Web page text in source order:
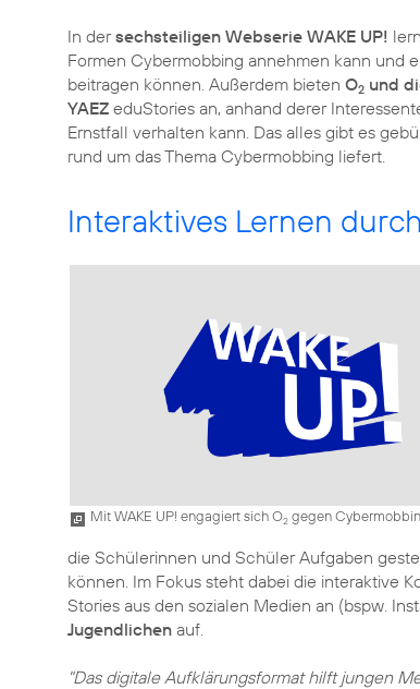
In dersechsteiligen Webserie WAKE UP!
Formen Cybermobbing annehmen kann und
beitragen können. Außerdem bieten O2 und
YAEZ eduStories an, anhand derer
Ernstfall verhalten kann. Das alles gibt es
rund um das Thema Cybermobbing liefert.
Interaktives Lernen
Mit WAKE UP! engagiert sich O2 gegen
die Schülerinnen und Schüler Aufgaben
können. Im Fokus steht dabei die interaktive
Stories aus den sozialen Medien an (bspw.
Jugendlichen auf.
"Das digitale Aufklärungsformat hilft jungen